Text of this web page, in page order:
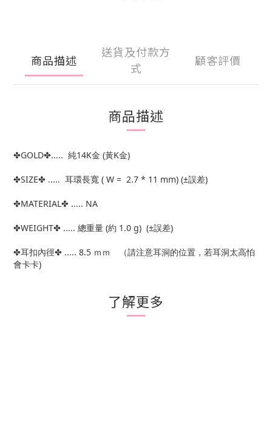
商品描述
送貨及付款方
式
顧客評價
商品描述
✤GOLD✤..... 純14K金 (黃K金)
✤SIZE✤ ..... 耳環長寬 ( W = 2.7 * 11 mm) (±誤差)
✤MATERIAL✤ ..... NA
✤WEIGHT✤ ..... 總重量 (約 1.0 g) (±誤差)
✤耳扣內徑✤ ..... 8.5 ｍｍ （請注意耳洞的位置，若耳洞太高怕
會卡卡)
了解更多